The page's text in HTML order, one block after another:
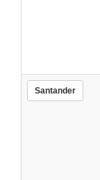
Santander